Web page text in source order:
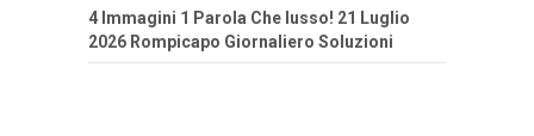
4 Immagini 1 Parola Che lusso! 21 Luglio
2026 Rompicapo Giornaliero Soluzioni